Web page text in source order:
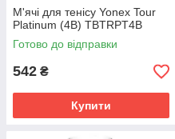
М'ячі для тенісу Yonex Tour
Platinum (4B) TBTRPT4B
Готово до відправки
542 ₴
Купити